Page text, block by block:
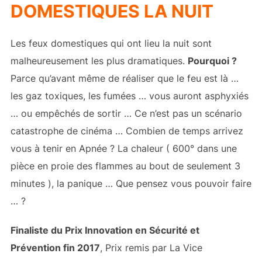
DOMESTIQUES LA NUIT
Les feux domestiques qui ont lieu la nuit sont
malheureusement les plus dramatiques. Pourquoi ?
Parce qu’avant même de réaliser que le feu est là …
les gaz toxiques, les fumées … vous auront asphyxiés
… ou empêchés de sortir … Ce n’est pas un scénario
catastrophe de cinéma … Combien de temps arrivez
vous à tenir en Apnée ? La chaleur ( 600° dans une
pièce en proie des flammes au bout de seulement 3
minutes ), la panique … Que pensez vous pouvoir faire
… ?
Finaliste du Prix Innovation en Sécurité et
Prévention fin 2017, Prix remis par La Vice